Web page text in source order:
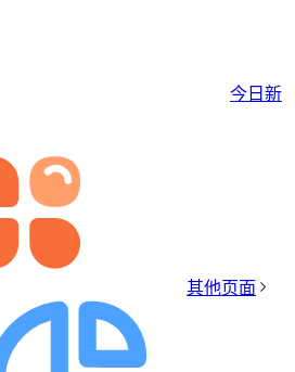
今日新
其他页面